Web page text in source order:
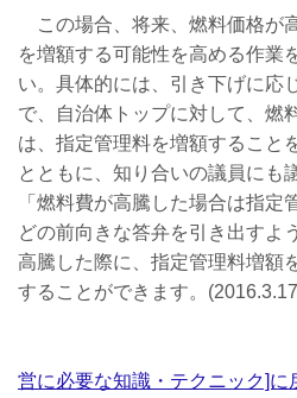
この場合、将来、燃料価格が
を増額する可能性を高める作業
い。具体的には、引き下げに応
で、自治体トップに対して、燃
は、指定管理料を増額すること
とともに、知り合いの議員にも
「燃料費が高騰した場合は指定
どの前向きな答弁を引き出すよ
高騰した際に、指定管理料増額
することができます。
営に必要な知識・テクニック]に